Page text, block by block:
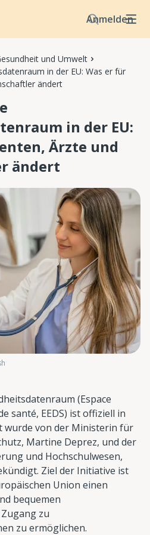
Anmelden
und Umwelt
in der EU: Was er für
ändert
in der EU:
Ärzte und
ändert
(Espace
santé, EEDS) ist offiziell in
wurde von der Ministerin für
Martine Deprez, und der
und Hochschulwesen,
Ziel der Initiative ist
Union einen
bequemen
zu
zu ermöglichen.